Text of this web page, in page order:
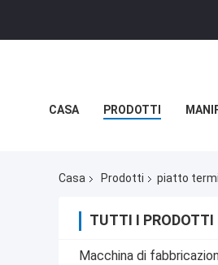
CASA PRODOTTI
Casa Prodotti piatto
TUTTI I PRODOTTI
Macchina di